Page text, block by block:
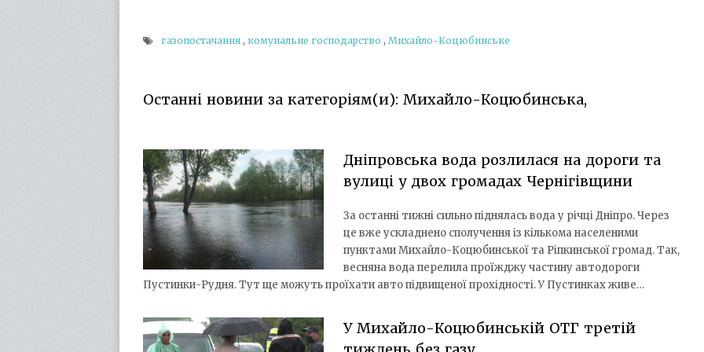
газопостачання , комунальне господарство , Михайло-Коцюбинське
Останні новини за категоріям(и): Михайло-Коцюбинська,
Дніпровська вода розлилася на дороги та
вулиці у двох громадах Чернігівщини
За останні тижні сильно піднялась вода у річці Дніпро. Через
це вже ускладнено сполучення із кількома населеними
пунктами Михайло-Коцюбинської та Ріпкинської громад. Так,
весняна вода перелила проїжджу частину автодороги
Пустинки-Рудня. Тут ще можуть проїхати авто підвищеної прохідності. У Пустинках живе…
У Михайло-Коцюбинській ОТГ третій